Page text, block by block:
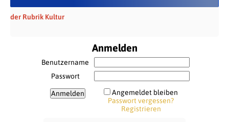
der Rubrik Kultur
Anmelden
Benutzername
Passwort
Angemeldet bleiben
Passwort vergessen?
Registrieren